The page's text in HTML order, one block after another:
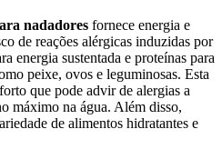
nadadores fornece energia e
de reações alérgicas induzidas por
energia sustentada e proteínas para
peixe, ovos e leguminosas. Esta
que pode advir de alergias a
máximo na água. Além disso,
de alimentos hidratantes e